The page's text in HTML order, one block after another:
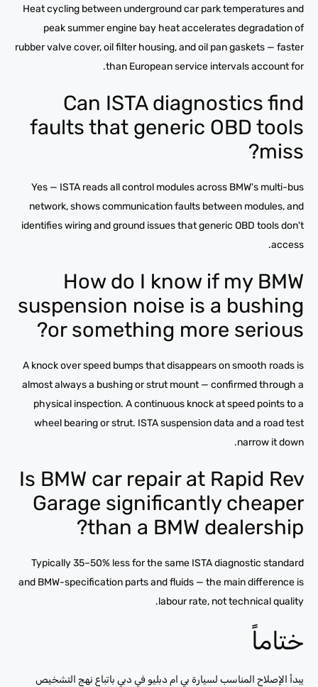
Heat cycling between underground car park temperatures and
peak summer engine bay heat accelerates degradation of
rubber valve cover, oil filter housing, and oil pan gaskets — faster
than European service intervals account for.
Can ISTA diagnostics find
faults that generic OBD tools
miss?
Yes — ISTA reads all control modules across BMW's multi-bus
network, shows communication faults between modules, and
identifies wiring and ground issues that generic OBD tools don't
access.
How do I know if my BMW
suspension noise is a bushing
or something more serious?
A knock over speed bumps that disappears on smooth roads is
almost always a bushing or strut mount — confirmed through a
physical inspection. A continuous knock at speed points to a
wheel bearing or strut. ISTA suspension data and a road test
narrow it down.
Is BMW car repair at Rapid Rev
Garage significantly cheaper
than a BMW dealership?
Typically 35–50% less for the same ISTA diagnostic standard
and BMW-specification parts and fluids — the main difference is
labour rate, not technical quality.
ختاماً
يبدأ الإصلاح المناسب لسيارة بي ام دبليو في دبي باتباع نهج التشخيص